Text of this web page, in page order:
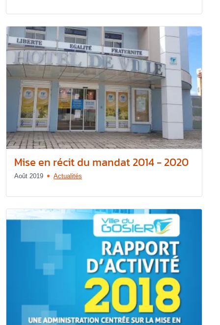
Mise en récit du mandat 2014 - 2020
Août 2019 Actualités